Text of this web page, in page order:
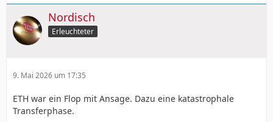
Nordisch
Erleuchteter
9. Mai 2026 um 17:35
ETH war ein Flop mit Ansage. Dazu eine katastrophale
Transferphase.